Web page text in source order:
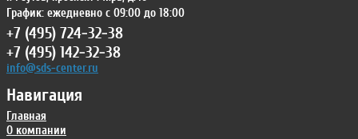
Навигация
Главная
О компании
График: ежедневно с 09:00 до 18:00
+7 (495) 724-32-38
+7 (495) 142-32-38
info@sds-center.ru